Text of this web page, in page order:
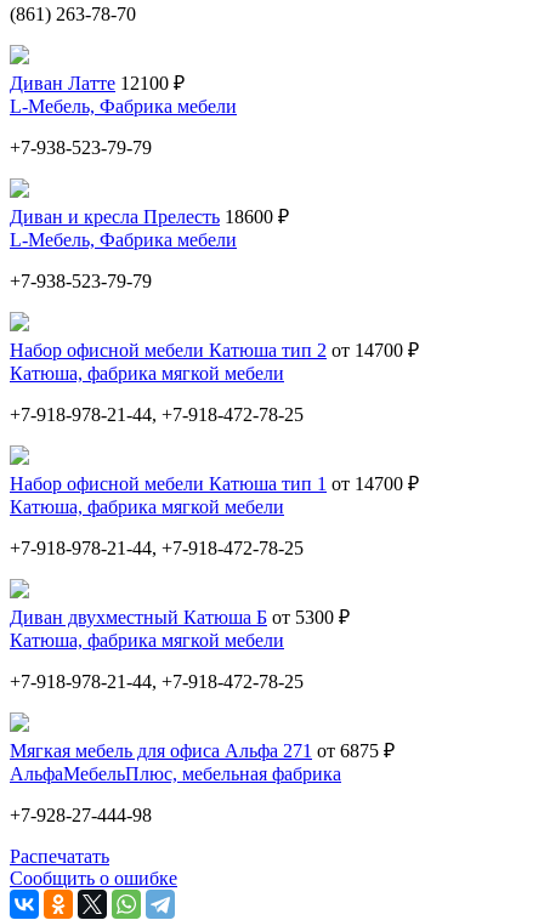
(861) 263-78-70
Диван Латте 12100 ₽
L-Мебель, Фабрика мебели
+7-938-523-79-79
Диван и кресла Прелесть 18600 ₽
L-Мебель, Фабрика мебели
+7-938-523-79-79
Набор офисной мебели Катюша тип 2 от 14700 ₽
Катюша, фабрика мягкой мебели
+7-918-978-21-44, +7-918-472-78-25
Набор офисной мебели Катюша тип 1 от 14700 ₽
Катюша, фабрика мягкой мебели
+7-918-978-21-44, +7-918-472-78-25
Диван двухместный Катюша Б от 5300 ₽
Катюша, фабрика мягкой мебели
+7-918-978-21-44, +7-918-472-78-25
Мягкая мебель для офиса Альфа 271 от 6875 ₽
АльфаМебельПлюс, мебельная фабрика
+7-928-27-444-98
Распечатать
Сообщить о ошибке